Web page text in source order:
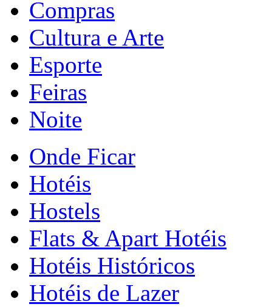
Compras
Cultura e Arte
Esporte
Feiras
Noite
Onde Ficar
Hotéis
Hostels
Flats & Apart Hotéis
Hotéis Históricos
Hotéis de Lazer